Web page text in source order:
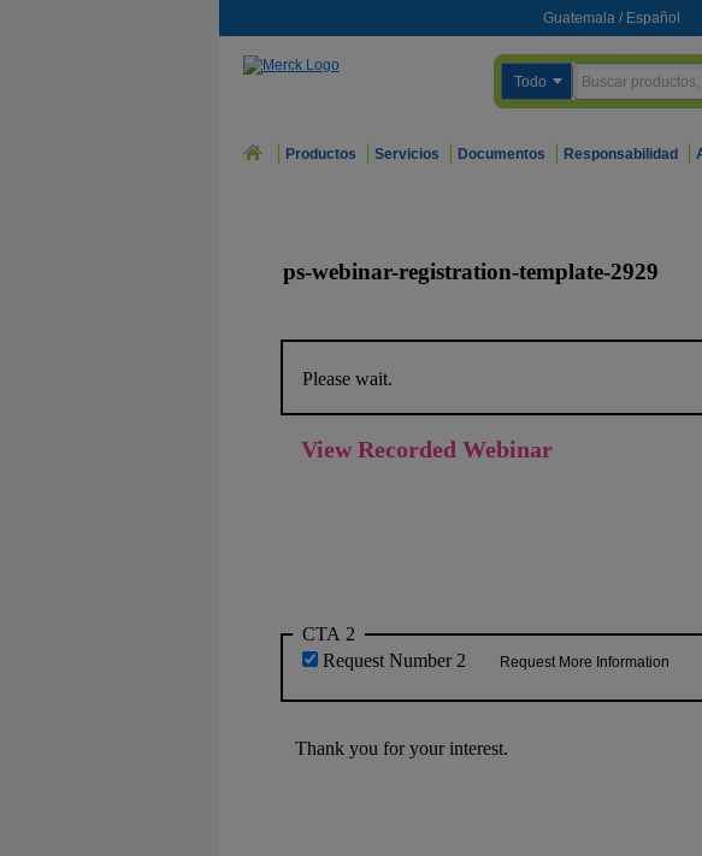
Guatemala / Español
Todo
Productos Servicios Documentos Responsabilidad